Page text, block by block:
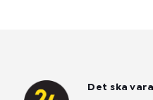
Det ska